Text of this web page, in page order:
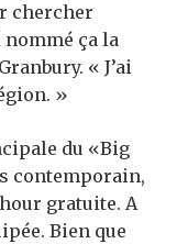
chercher
nommé ça la
« J’ai
»
du «Big
contemporain,
gratuite. A
Bien que